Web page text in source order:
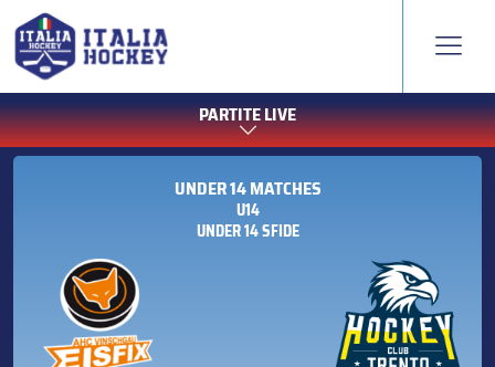
PARTITE LIVE
UNDER 14 MATCHES
U14
UNDER 14 SFIDE